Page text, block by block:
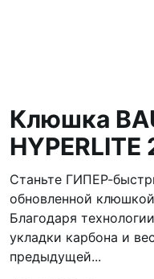
Клюшка
HYPERLITE
Станьте ГИПЕР-
обновленной клюшкой
Благодаря
укладки карбона и
предыдущей...